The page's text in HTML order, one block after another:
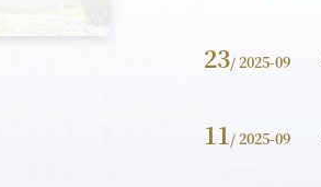
23/ 2025-09
11 / 2025-09